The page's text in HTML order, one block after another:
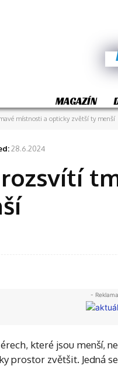
MAGAZÍN
místnosti a opticky zvětší ty menší
28.6.2024
-
které jsou menší,
prostor zvětšit. Jedná